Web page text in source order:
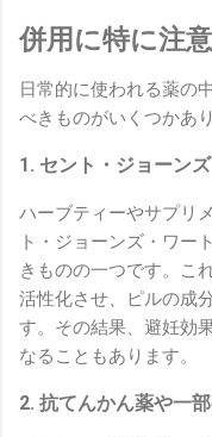
併用に特に注
日常的に使われる薬の
べきものがいくつかあり
1. セント・ジョーン
ハーブティーやサプリ
ト・ジョーンズ・ワー
きものの一つです。こ
活性化させ、ピルの成
す。その結果、避妊効
なることもあります。
2. 抗てんかん薬や一